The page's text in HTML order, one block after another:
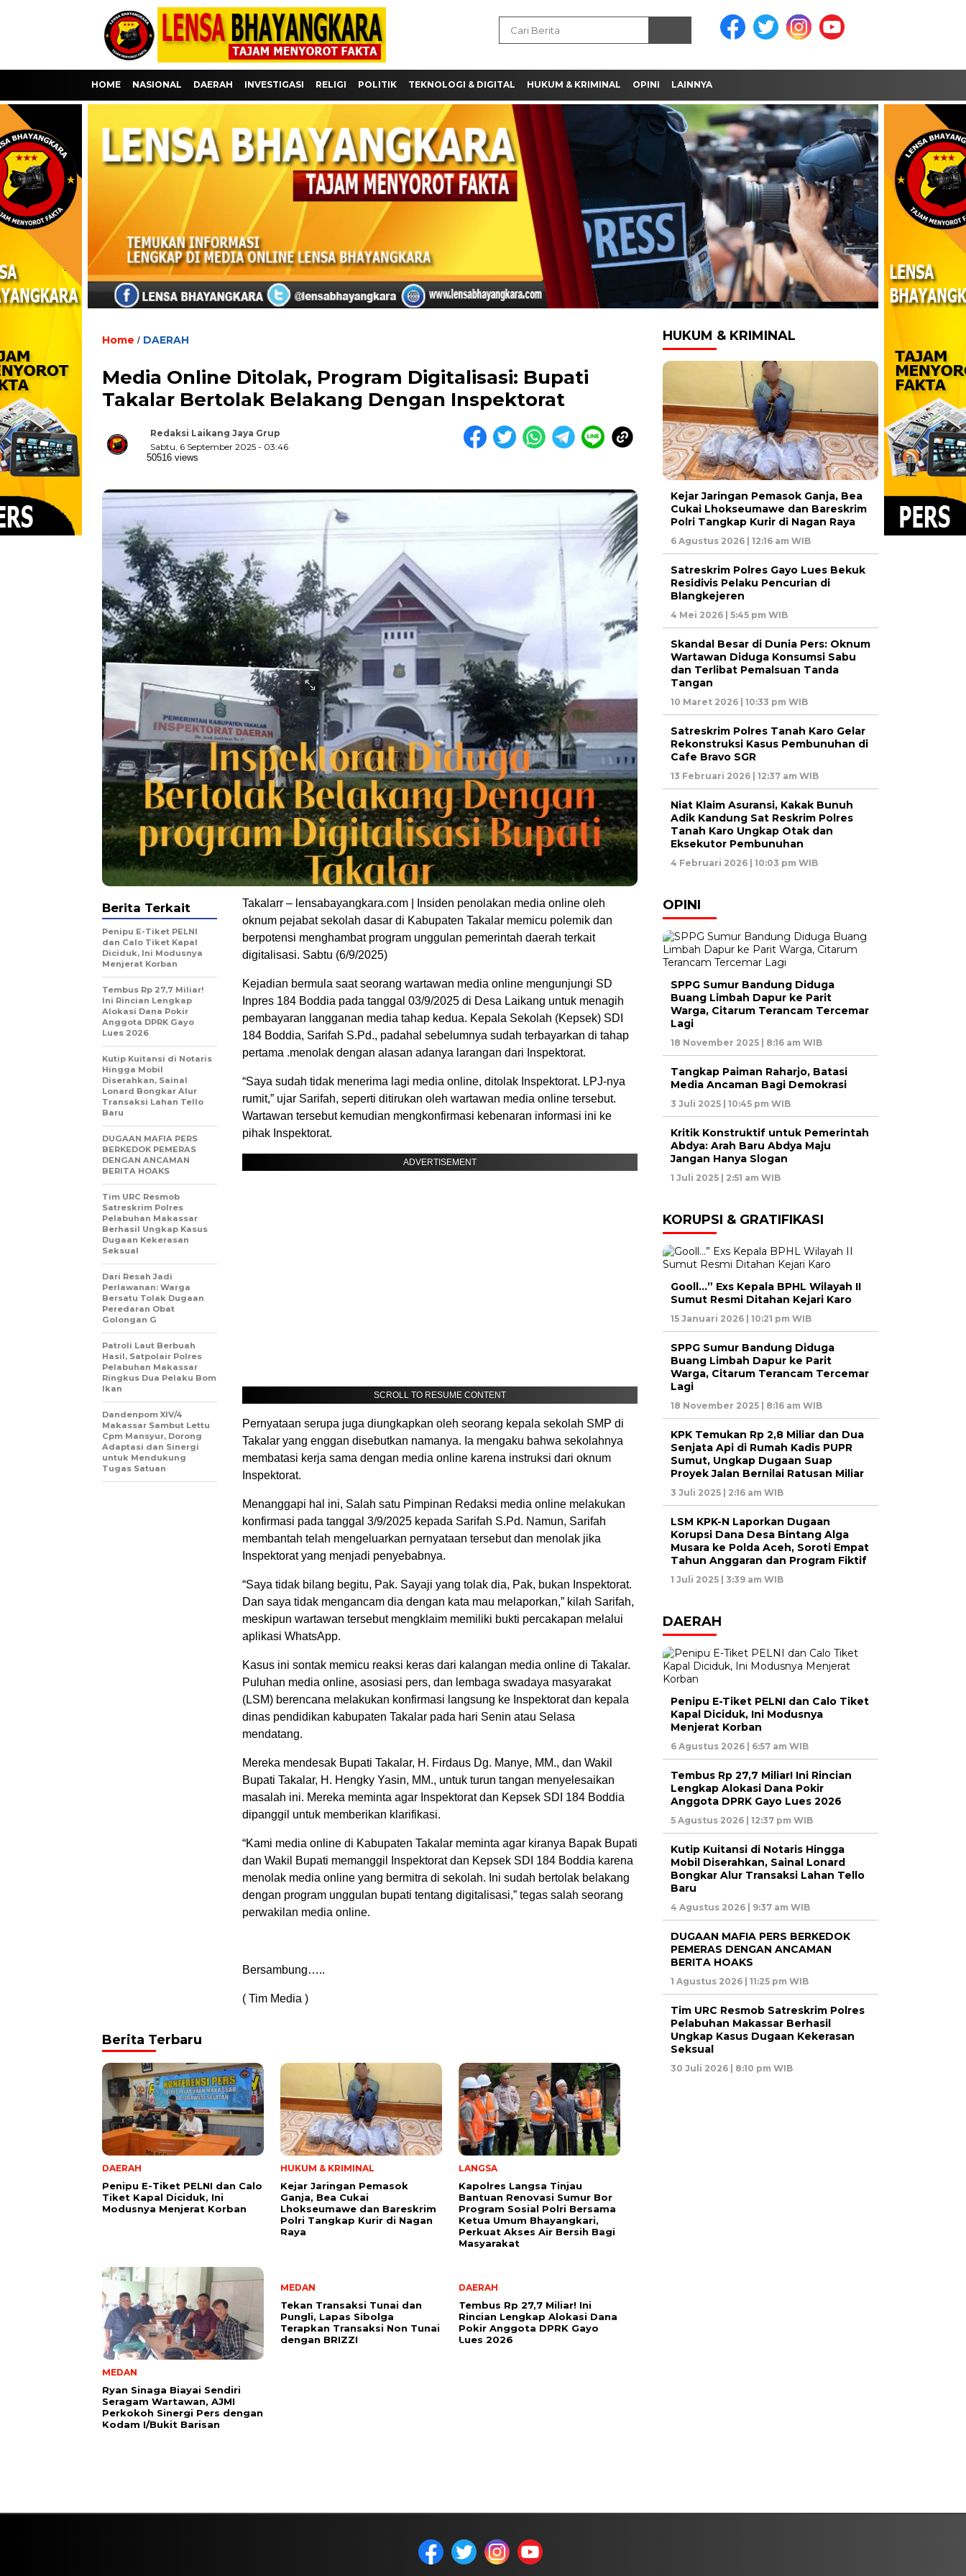
HOME NASIONAL DAERAH INVESTIGASI RELIGI POLITIK TEKNOLOGI & DIGITAL HUKUM & KRIMINAL OPINI LAINNYA
Home / DAERAH
Media Online Ditolak, Program Digitalisasi: Bupati
Takalar Bertolak Belakang Dengan Inspektorat
Redaksi Laikang Jaya Grup
Sabtu, 6 September 2025 - 03:46
50516 views
Takalarr – lensabayangkara.com | Insiden penolakan media online oleh
oknum pejabat sekolah dasar di Kabupaten Takalar memicu polemik dan
berpotensi menghambat program unggulan pemerintah daerah terkait
digitalisasi. Sabtu (6/9/2025)
Kejadian bermula saat seorang wartawan media online mengunjungi SD
Inpres 184 Boddia pada tanggal 03/9/2025 di Desa Laikang untuk menagih
pembayaran langganan media tahap kedua. Kepala Sekolah (Kepsek) SDI
184 Boddia, Sarifah S.Pd., padahal sebelumnya sudah terbayarkan di tahap
pertama .menolak dengan alasan adanya larangan dari Inspektorat.
“Saya sudah tidak menerima lagi media online, ditolak Inspektorat. LPJ-nya
rumit,” ujar Sarifah, seperti ditirukan oleh wartawan media online tersebut.
Wartawan tersebut kemudian mengkonfirmasi kebenaran informasi ini ke
pihak Inspektorat.
ADVERTISEMENT
SCROLL TO RESUME CONTENT
Pernyataan serupa juga diungkapkan oleh seorang kepala sekolah SMP di
Takalar yang enggan disebutkan namanya. Ia mengaku bahwa sekolahnya
membatasi kerja sama dengan media online karena instruksi dari oknum
Inspektorat.
Menanggapi hal ini, Salah satu Pimpinan Redaksi media online melakukan
konfirmasi pada tanggal 3/9/2025 kepada Sarifah S.Pd. Namun, Sarifah
membantah telah mengeluarkan pernyataan tersebut dan menolak jika
Inspektorat yang menjadi penyebabnya.
“Saya tidak bilang begitu, Pak. Sayaji yang tolak dia, Pak, bukan Inspektorat.
Dan saya tidak mengancam dia dengan kata mau melaporkan,” kilah Sarifah,
meskipun wartawan tersebut mengklaim memiliki bukti percakapan melalui
aplikasi WhatsApp.
Kasus ini sontak memicu reaksi keras dari kalangan media online di Takalar.
Puluhan media online, asosiasi pers, dan lembaga swadaya masyarakat
(LSM) berencana melakukan konfirmasi langsung ke Inspektorat dan kepala
dinas pendidikan kabupaten Takalar pada hari Senin atau Selasa
mendatang.
Mereka mendesak Bupati Takalar, H. Firdaus Dg. Manye, MM., dan Wakil
Bupati Takalar, H. Hengky Yasin, MM., untuk turun tangan menyelesaikan
masalah ini. Mereka meminta agar Inspektorat dan Kepsek SDI 184 Boddia
dipanggil untuk memberikan klarifikasi.
“Kami media online di Kabupaten Takalar meminta agar kiranya Bapak Bupati
dan Wakil Bupati memanggil Inspektorat dan Kepsek SDI 184 Boddia karena
menolak media online yang bermitra di sekolah. Ini sudah bertolak belakang
dengan program unggulan bupati tentang digitalisasi,” tegas salah seorang
perwakilan media online.
Bersambung…..
( Tim Media )
Berita Terkait
Penipu E-Tiket PELNI
dan Calo Tiket Kapal
Diciduk, Ini Modusnya
Menjerat Korban
Tembus Rp 27,7 Miliar!
Ini Rincian Lengkap
Alokasi Dana Pokir
Anggota DPRK Gayo
Lues 2026
Kutip Kuitansi di Notaris
Hingga Mobil
Diserahkan, Sainal
Lonard Bongkar Alur
Transaksi Lahan Tello
Baru
DUGAAN MAFIA PERS
BERKEDOK PEMERAS
DENGAN ANCAMAN
BERITA HOAKS
Tim URC Resmob
Satreskrim Polres
Pelabuhan Makassar
Berhasil Ungkap Kasus
Dugaan Kekerasan
Seksual
Dari Resah Jadi
Perlawanan: Warga
Bersatu Tolak Dugaan
Peredaran Obat
Golongan G
Patroli Laut Berbuah
Hasil, Satpolair Polres
Pelabuhan Makassar
Ringkus Dua Pelaku Bom
Ikan
Dandenpom XIV/4
Makassar Sambut Lettu
Cpm Mansyur, Dorong
Adaptasi dan Sinergi
untuk Mendukung
Tugas Satuan
Berita Terbaru
DAERAH
Penipu E-Tiket PELNI dan Calo
Tiket Kapal Diciduk, Ini
Modusnya Menjerat Korban
HUKUM & KRIMINAL
Kejar Jaringan Pemasok
Ganja, Bea Cukai
Lhokseumawe dan Bareskrim
Polri Tangkap Kurir di Nagan
Raya
LANGSA
Kapolres Langsa Tinjau
Bantuan Renovasi Sumur Bor
Program Sosial Polri Bersama
Ketua Umum Bhayangkari,
Perkuat Akses Air Bersih Bagi
Masyarakat
MEDAN
Ryan Sinaga Biayai Sendiri
Seragam Wartawan, AJMI
Perkokoh Sinergi Pers dengan
Kodam I/Bukit Barisan
MEDAN
Tekan Transaksi Tunai dan
Pungli, Lapas Sibolga
Terapkan Transaksi Non Tunai
dengan BRIZZI
DAERAH
Tembus Rp 27,7 Miliar! Ini
Rincian Lengkap Alokasi Dana
Pokir Anggota DPRK Gayo
Lues 2026
HUKUM & KRIMINAL
Kejar Jaringan Pemasok Ganja, Bea
Cukai Lhokseumawe dan Bareskrim
Polri Tangkap Kurir di Nagan Raya
6 Agustus 2026 | 12:16 am WIB
Satreskrim Polres Gayo Lues Bekuk
Residivis Pelaku Pencurian di
Blangkejeren
4 Mei 2026 | 5:45 pm WIB
Skandal Besar di Dunia Pers: Oknum
Wartawan Diduga Konsumsi Sabu
dan Terlibat Pemalsuan Tanda
Tangan
10 Maret 2026 | 10:33 pm WIB
Satreskrim Polres Tanah Karo Gelar
Rekonstruksi Kasus Pembunuhan di
Cafe Bravo SGR
13 Februari 2026 | 12:37 am WIB
Niat Klaim Asuransi, Kakak Bunuh
Adik Kandung Sat Reskrim Polres
Tanah Karo Ungkap Otak dan
Eksekutor Pembunuhan
4 Februari 2026 | 10:03 pm WIB
OPINI
SPPG Sumur Bandung Diduga
Buang Limbah Dapur ke Parit
Warga, Citarum Terancam Tercemar
Lagi
18 November 2025 | 8:16 am WIB
Tangkap Paiman Raharjo, Batasi
Media Ancaman Bagi Demokrasi
3 Juli 2025 | 10:45 pm WIB
Kritik Konstruktif untuk Pemerintah
Abdya: Arah Baru Abdya Maju
Jangan Hanya Slogan
1 Juli 2025 | 2:51 am WIB
KORUPSI & GRATIFIKASI
Gooll…” Exs Kepala BPHL Wilayah II
Sumut Resmi Ditahan Kejari Karo
15 Januari 2026 | 10:21 pm WIB
SPPG Sumur Bandung Diduga
Buang Limbah Dapur ke Parit
Warga, Citarum Terancam Tercemar
Lagi
18 November 2025 | 8:16 am WIB
KPK Temukan Rp 2,8 Miliar dan Dua
Senjata Api di Rumah Kadis PUPR
Sumut, Ungkap Dugaan Suap
Proyek Jalan Bernilai Ratusan Miliar
3 Juli 2025 | 2:16 am WIB
LSM KPK-N Laporkan Dugaan
Korupsi Dana Desa Bintang Alga
Musara ke Polda Aceh, Soroti Empat
Tahun Anggaran dan Program Fiktif
1 Juli 2025 | 3:39 am WIB
DAERAH
Penipu E-Tiket PELNI dan Calo Tiket
Kapal Diciduk, Ini Modusnya
Menjerat Korban
6 Agustus 2026 | 6:57 am WIB
Tembus Rp 27,7 Miliar! Ini Rincian
Lengkap Alokasi Dana Pokir
Anggota DPRK Gayo Lues 2026
5 Agustus 2026 | 12:37 pm WIB
Kutip Kuitansi di Notaris Hingga
Mobil Diserahkan, Sainal Lonard
Bongkar Alur Transaksi Lahan Tello
Baru
4 Agustus 2026 | 9:37 am WIB
DUGAAN MAFIA PERS BERKEDOK
PEMERAS DENGAN ANCAMAN
BERITA HOAKS
1 Agustus 2026 | 11:25 pm WIB
Tim URC Resmob Satreskrim Polres
Pelabuhan Makassar Berhasil
Ungkap Kasus Dugaan Kekerasan
Seksual
30 Juli 2026 | 8:10 pm WIB